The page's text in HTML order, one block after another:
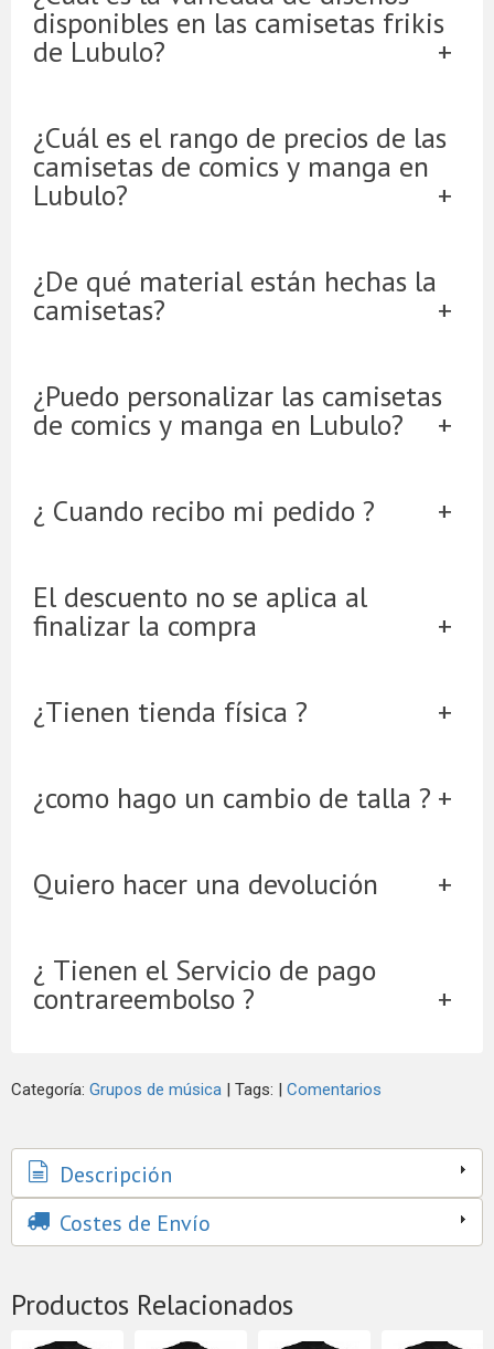
disponibles en las camisetas frikis
de Lubulo?
¿Cuál es el rango de precios de las
camisetas de comics y manga en
Lubulo?
¿De qué material están hechas la
camisetas?
¿Puedo personalizar las camisetas
de comics y manga en Lubulo?
¿ Cuando recibo mi pedido ?
El descuento no se aplica al
finalizar la compra
¿Tienen tienda física ?
¿como hago un cambio de talla ?
Quiero hacer una devolución
¿ Tienen el Servicio de pago
contrareembolso ?
Categoría: Grupos de música Tags: Comentarios
Descripción
Costes de Envío
Productos Relacionados